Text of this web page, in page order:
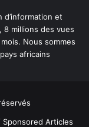
d’information et
8 millions des vues
Nous sommes
africains
Articles